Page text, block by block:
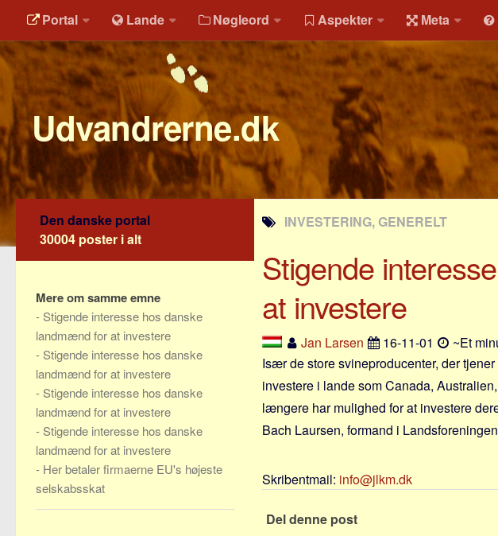
Portal Lande Nøgleord Aspekter Meta
Udvandrerne.dk
INVESTERING, GENERELT
Stigende
at investere
Jan Larsen 16-11-01
~Et
Især de store svineproducenter, der
investere i lande som Canada,
længere har mulighed for at investere
Bach Laursen, formand i
Skribentmail: info@jlkm.dk
Del denne post
Den danske portal
30004 poster i alt
Mere om samme emne
- Stigende interesse hos danske
landmænd for at investere
- Stigende interesse hos danske
landmænd for at investere
- Stigende interesse hos danske
landmænd for at investere
- Stigende interesse hos danske
landmænd for at investere
- Her betaler firmaerne EU's højeste
selskabsskat